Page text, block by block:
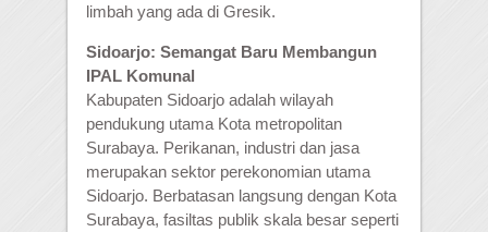
limbah yang ada di Gresik.
Sidoarjo: Semangat Baru Membangun
IPAL Komunal
Kabupaten Sidoarjo adalah wilayah
pendukung utama Kota metropolitan
Surabaya. Perikanan, industri dan jasa
merupakan sektor perekonomian utama
Sidoarjo. Berbatasan langsung dengan Kota
Surabaya, fasiltas publik skala besar seperti